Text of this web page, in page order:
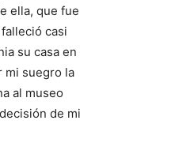
ella, que fue
casi
su casa en
mi suegro la
al museo
de mi